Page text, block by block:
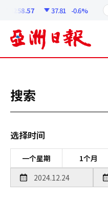
6258.57 37.81 -0.6%
搜索
选择时间
一个星期 1个月